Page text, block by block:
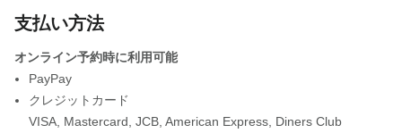
支払い方法
オンライン予約時に利用可能
PayPay
クレジットカード
VISA Mastercard JCB American Express Diners Club